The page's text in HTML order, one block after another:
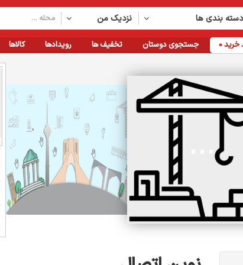
نزدیک من بندی ها
کالاها رویدادها تخفیف ها جستجوی دوستان خرید0